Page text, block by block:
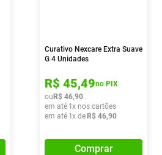
Curativo Nexcare Extra Suave
G 4 Unidades
R$ 45,49no PIX
ou R$ 46,90
em até 1x nos cartões
em até 1x de R$ 46,90
Comprar